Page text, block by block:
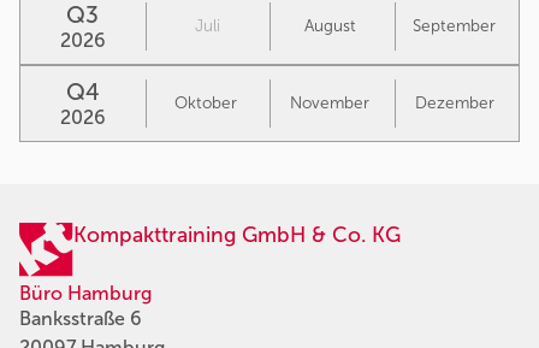
Q3
2026
Juli August September
Q4
2026
Oktober November Dezember
Kompakttraining GmbH & Co. KG
Büro Hamburg
Banksstraße 6